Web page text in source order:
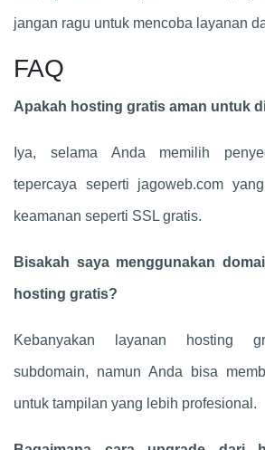
jangan ragu untuk mencoba layanan
FAQ
Apakah hosting gratis aman untuk
Iya, selama Anda memilih
tepercaya seperti jagoweb.com
keamanan seperti SSL gratis.
Bisakah saya menggunakan
hosting gratis?
Kebanyakan layanan hosting
subdomain, namun Anda bisa
untuk tampilan yang lebih profesional.